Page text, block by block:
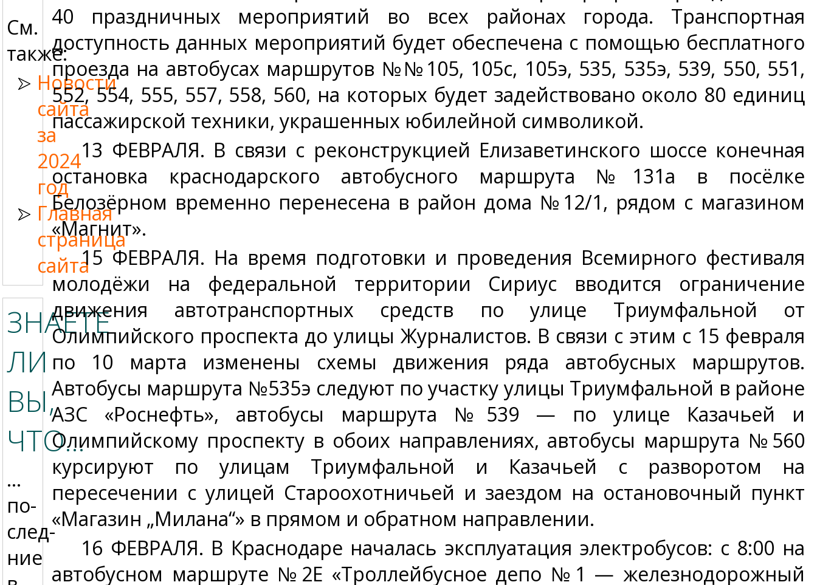
См.
также:
Новости
сайта
за
2024
год
Главная
страница
сайта
ЗНАЕТЕ
ЛИ
ВЫ,
ЧТО…
…
по­
след­
ние
40 праздничных мероприятий во всех районах города. Транспортная
доступность данных мероприятий будет обеспечена с помощью бесплатного
проезда на автобусах маршрутов №№105, 105с, 105э, 535, 535э, 539, 550, 551,
552, 554, 555, 557, 558, 560, на которых будет задействовано около 80 единиц
пассажирской техники, украшенных юбилейной символикой.
13 ФЕВРАЛЯ. В связи с реконструкцией Елизаветинского шоссе конечная
остановка краснодарского автобусного маршрута №131а в посёлке
Белозёрном временно перенесена в район дома №12/1, рядом с магазином
«Магнит».
15 ФЕВРАЛЯ. На время подготовки и проведения Всемирного фестиваля
молодёжи на федеральной территории Сириус вводится ограничение
движения автотранспортных средств по улице Триумфальной от
Олимпийского проспекта до улицы Журналистов. В связи с этим с 15 февраля
по 10 марта изменены схемы движения ряда автобусных маршрутов.
Автобусы маршрута №535э следуют по участку улицы Триумфальной в районе
АЗС «Роснефть», автобусы маршрута №539 — по улице Казачьей и
Олимпийскому проспекту в обоих направлениях, автобусы маршрута №560
курсируют по улицам Триумфальной и Казачьей с разворотом на
пересечении с улицей Староохотничьей и заездом на остановочный пункт
«Магазин „Милана“» в прямом и обратном направлении.
16 ФЕВРАЛЯ. В Краснодаре началась эксплуатация электробусов: с 8:00 на
автобусном маршруте №2Е «Троллейбусное депо №1 — железнодорожный